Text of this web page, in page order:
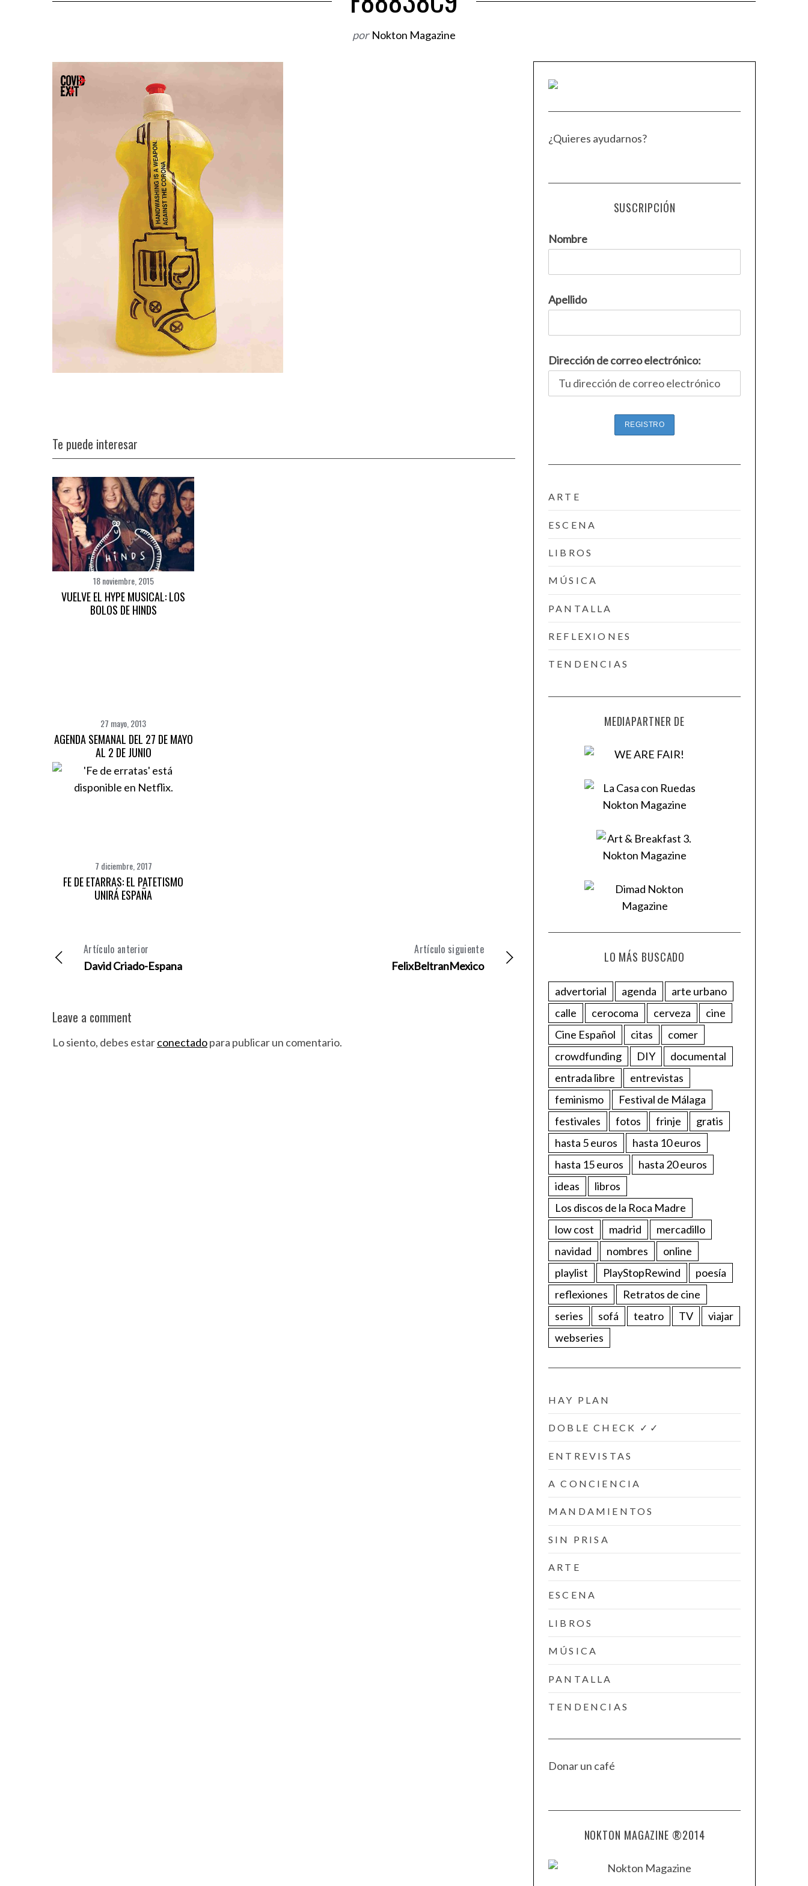
por Nokton Magazine
Te puede interesar
18 noviembre, 2015
VUELVE EL HYPE MUSICAL: LOS
BOLOS DE HINDS
27 mayo, 2013
AGENDA SEMANAL DEL 27 DE MAYO
AL 2 DE JUNIO
7 diciembre, 2017
FE DE ETARRAS: EL PATETISMO
UNIRÁ ESPAÑA
Artículo anterior
David Criado-Espana
Artículo siguiente
FelixBeltranMexico
Leave a comment
Lo siento, debes estarconectadopara publicar un comentario.
¿Quieres ayudarnos?
SUSCRIPCIÓN
Nombre
Apellido
Dirección de correo electrónico:
ARTE
ESCENA
LIBROS
MÚSICA
PANTALLA
REFLEXIONES
TENDENCIAS
MEDIAPARTNER DE
LO MÁS BUSCADO
advertorial agenda
arte urbano
calle
cerocoma cerveza
cine
Cine Español
citas
comer
crowdfunding
DIY
documental
entrada libre
entrevistas
feminismo
Festival de Málaga
festivales
fotos frinje
gratis
hasta 5 euros
hasta 10 euros
hasta 15 euros
hasta 20 euros
ideas
libros
Los discos de la Roca Madre
low cost
madrid
mercadillo
navidad
nombres
online
playlist
PlayStopRewind
poesía
reflexiones
Retratos de cine
series
sofá teatro TV
viajar
webseries
HAY PLAN
DOBLE CHECK ✓✓
ENTREVISTAS
A CONCIENCIA
MANDAMIENTOS
SIN PRISA
ARTE
ESCENA
LIBROS
MÚSICA
PANTALLA
TENDENCIAS
Donar un café
NOKTON MAGAZINE ®2014
r
c
h
o
r